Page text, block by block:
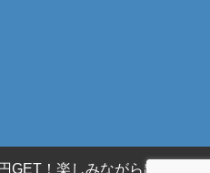
GET！楽しみながら出来る